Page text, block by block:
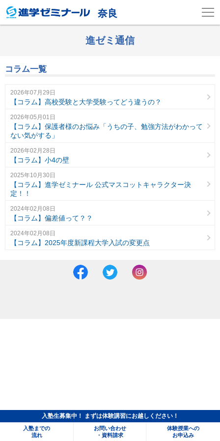
奈良
進ゼミ通信
コラム一覧
2026年07月29日
【コラム】高校受験と大学受験ってどう違うの？
2026年05月01日
【コラム】保護者様のお悩み「うちの子、勉強方法がわかって
ない気がする」
2026年02月28日
【コラム】小4の壁
2025年10月30日
【コラム】進学ゼミナール 公式マスコットキャラクター決
定！！
2024年02月08日
【コラム】偏差値って？？
2024年02月08日
【コラム】2025年度新課程大学入試の変更点
入塾生募集中！ まずは体験講習にお越しください！
入塾までの
流れ
お問い合わせ
・資料請求
体験授業への
お申込み